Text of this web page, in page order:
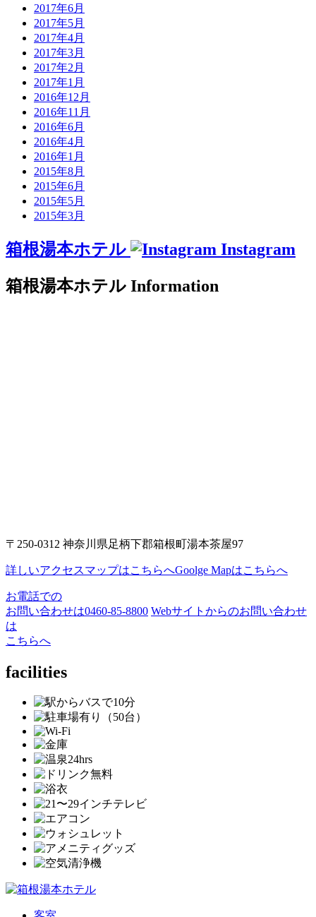
2017年6月
2017年5月
2017年4月
2017年3月
2017年2月
2017年1月
2016年12月
2016年11月
2016年6月
2016年4月
2016年1月
2015年8月
2015年6月
2015年5月
2015年3月
箱根湯本ホテル
Instagram
箱根湯本ホテル Information
〒250-0312 神奈川県足柄下郡箱根町湯本茶屋97
詳しいアクセスマップはこちらへGoolge Mapはこちらへ
お電話での
お問い合わせは0460-85-8800 Webサイトからのお問い合わせ
は
こちらへ
facilities